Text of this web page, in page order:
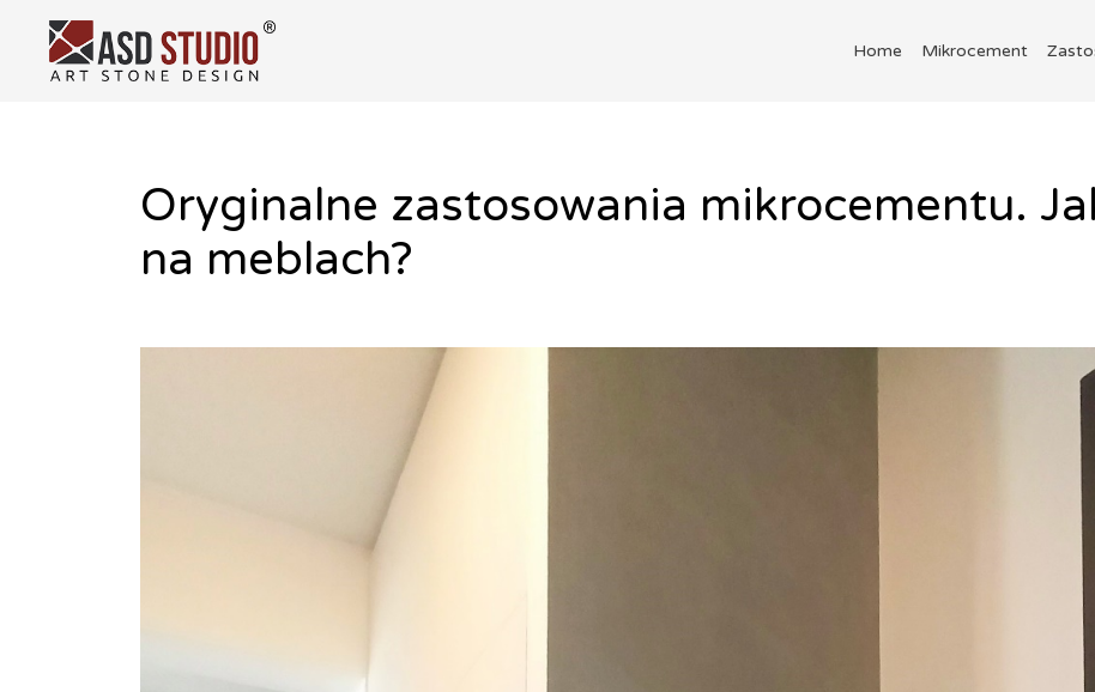
Home Mikrocement
Oryginalne zastosowania mikrocementu.
na meblach?